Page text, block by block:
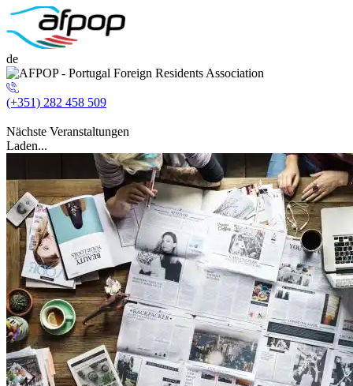
de
(+351) 282 458 509
Nächste Veranstaltungen
Laden...